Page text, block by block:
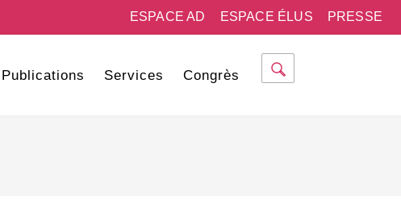
PRESSE
ESPACE ÉLUS
ESPACE AD
Publications Services Congrès